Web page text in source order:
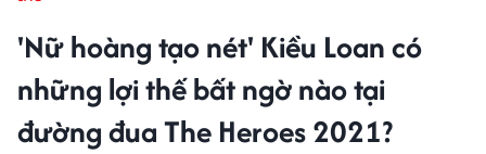
'Nữ hoàng tạo nét' Kiều Loan có
những lợi thế bất ngờ nào tại
đường đua The Heroes 2021?